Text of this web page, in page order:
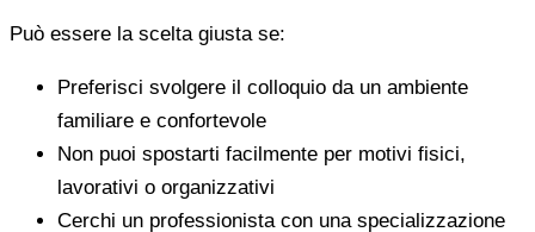
Può essere la scelta giusta se:
Preferisci svolgere il colloquio da un ambiente
familiare e confortevole
Non puoi spostarti facilmente per motivi fisici,
lavorativi o organizzativi
Cerchi un professionista con una specializzazione